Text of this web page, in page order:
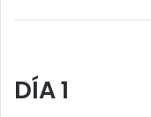
DÍA 1